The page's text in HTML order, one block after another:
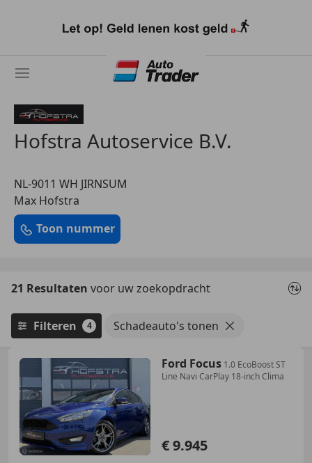
naar
Hofstra Autoservice B.V.
NL-9011 WH JIRNSUM
Max Hofstra
Toon nummer
21 Resultaten voor uw zoekopdracht
Filteren 4 Schadeauto's tonen
Ford Focus 1.0 EcoBoost ST
Line Navi CarPlay 18-inch Clima
€ 9.945